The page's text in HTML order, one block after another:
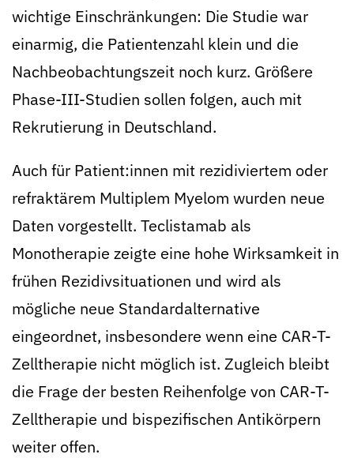
wichtige Einschränkungen: Die Studie war
einarmig, die Patientenzahl klein und die
Nachbeobachtungszeit noch kurz. Größere
Phase-III-Studien sollen folgen, auch mit
Rekrutierung in Deutschland.
Auch für Patient:innen mit rezidiviertem oder
refraktärem Multiplem Myelom wurden neue
Daten vorgestellt. Teclistamab als
Monotherapie zeigte eine hohe Wirksamkeit in
frühen Rezidivsituationen und wird als
mögliche neue Standardalternative
eingeordnet, insbesondere wenn eine CAR-T-
Zelltherapie nicht möglich ist. Zugleich bleibt
die Frage der besten Reihenfolge von CAR-T-
Zelltherapie und bispezifischen Antikörpern
weiter offen.